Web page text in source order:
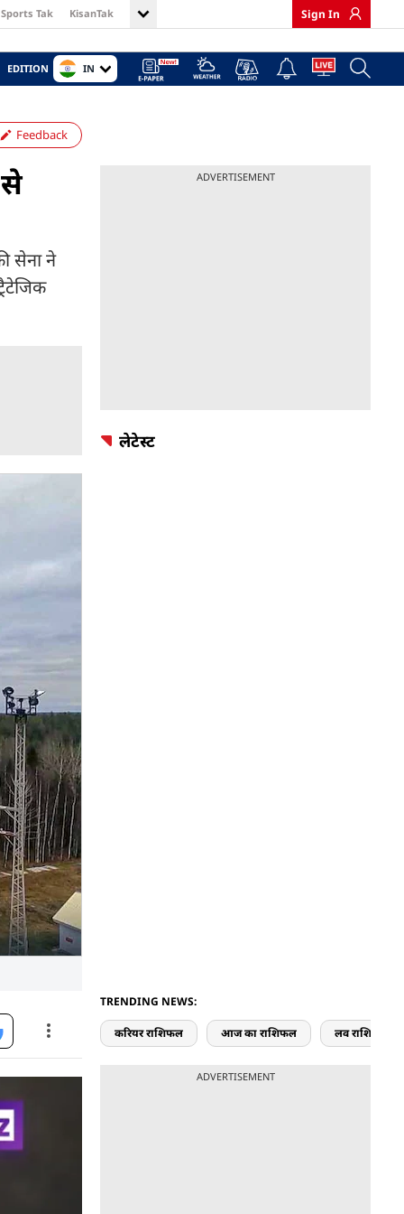
Sports Tak KisanTak Sign In
EDITION IN
Feedback
सेना ने
से
ले जाने
ADVERTISEMENT
लेटेस्ट
TRENDING NEWS:
करियर राशिफल आज का राशिफल लव राशिफल
ADVERTISEMENT